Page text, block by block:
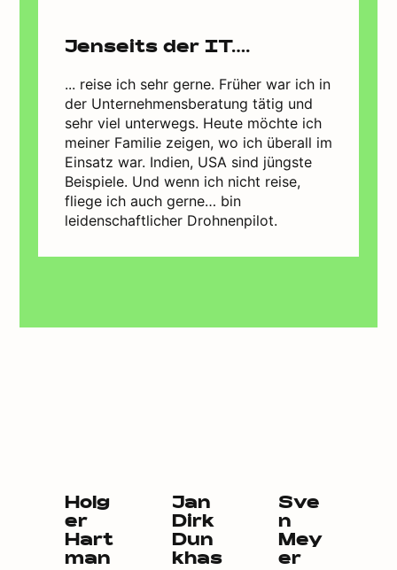
Jenseits der IT….
... reise ich sehr gerne. Früher war ich in
der Unternehmensberatung tätig und
sehr viel unterwegs. Heute möchte ich
meiner Familie zeigen, wo ich überall im
Einsatz war. Indien, USA sind jüngste
Beispiele. Und wenn ich nicht reise,
fliege ich auch gerne… bin
leidenschaftlicher Drohnenpilot.
Holg
er
Hart
man
Jan
Dirk
Dun
khas
Sve
n
Mey
er